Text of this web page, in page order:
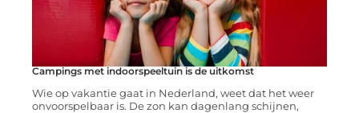
Campings met indoorspeeltuin is de uitkomst
Wie op vakantie gaat in Nederland, weet dat het weer
onvoorspelbaar is. De zon kan dagenlang schijnen,